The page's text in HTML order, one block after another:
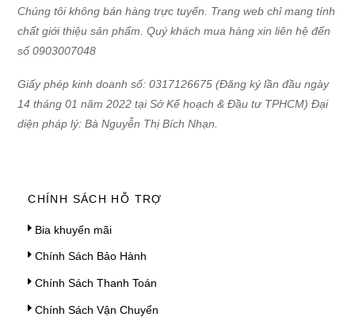
Chúng tôi không bán hàng trực tuyến. Trang web chỉ mang tính
chất giới thiệu sản phẩm. Quý khách mua hàng xin liên hệ đến
số 0903007048
Giấy phép kinh doanh số: 0317126675 (Đăng ký lần đầu ngày
14 tháng 01 năm 2022 tại Sở Kế hoạch & Đầu tư TPHCM) Đại
diện pháp lý: Bà Nguyễn Thị Bích Nhạn.
CHÍNH SÁCH HỖ TRỢ
Bia khuyến mãi
Chính Sách Bảo Hành
Chính Sách Thanh Toán
Chính Sách Vận Chuyển